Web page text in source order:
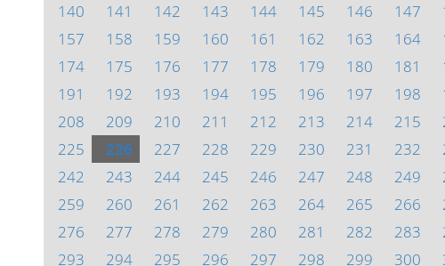
140
141 142 143 144 145 146 147
157
158 159 160 161 162 163 164
174
175 176 177 178 179 180 181
191
192 193 194 195 196 197 198
208
209 210 211 212 213 214 215
225
226 227 228 229 230 231 232
242
243 244 245 246 247 248 249
259
260 261 262 263 264 265 266
276
277 278 279 280 281 282 283
293
294 295 296 297 298 299 300